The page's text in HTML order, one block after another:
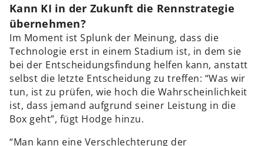
Kann KI in der Zukunft die Rennstrategie
übernehmen?
Im Moment ist Splunk der Meinung, dass die
Technologie erst in einem Stadium ist, in dem sie
bei der Entscheidungsfindung helfen kann, anstatt
selbst die letzte Entscheidung zu treffen: “Was wir
tun, ist zu prüfen, wie hoch die Wahrscheinlichkeit
ist, dass jemand aufgrund seiner Leistung in die
Box geht”, fügt Hodge hinzu.
“Man kann eine Verschlechterung der